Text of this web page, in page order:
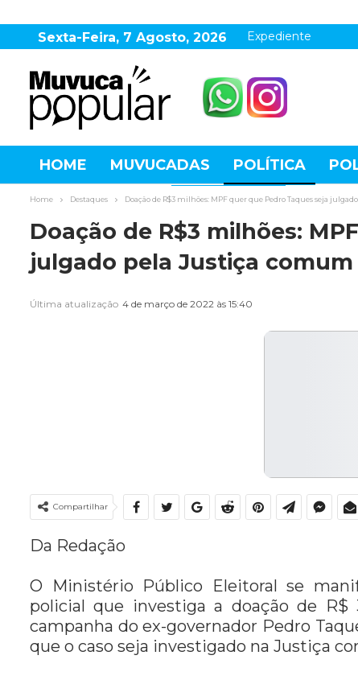
Sexta-Feira, 7 Agosto, 2026 Expediente
HOME MUVUCADAS POLÍTICA
AGRONEGÓCIO DESTAQUES
Home Destaques Doação de R$3 milhões: MPF quer que Pedro Taques seja
Doação de R$3 milhões:
julgado pela Justiça comum
Última atualização 4 de março de 2022 às 15:40
Compartilhar
Da Redação
O Ministério Público Eleitoral se
policial que investiga a doação de
campanha do ex-governador Pedro
que o caso seja investigado na Justiça